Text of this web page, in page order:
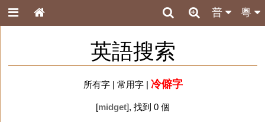
粵
普
英語搜索
所有字| 常用字| 冷僻字
[midget], 找到 0 個